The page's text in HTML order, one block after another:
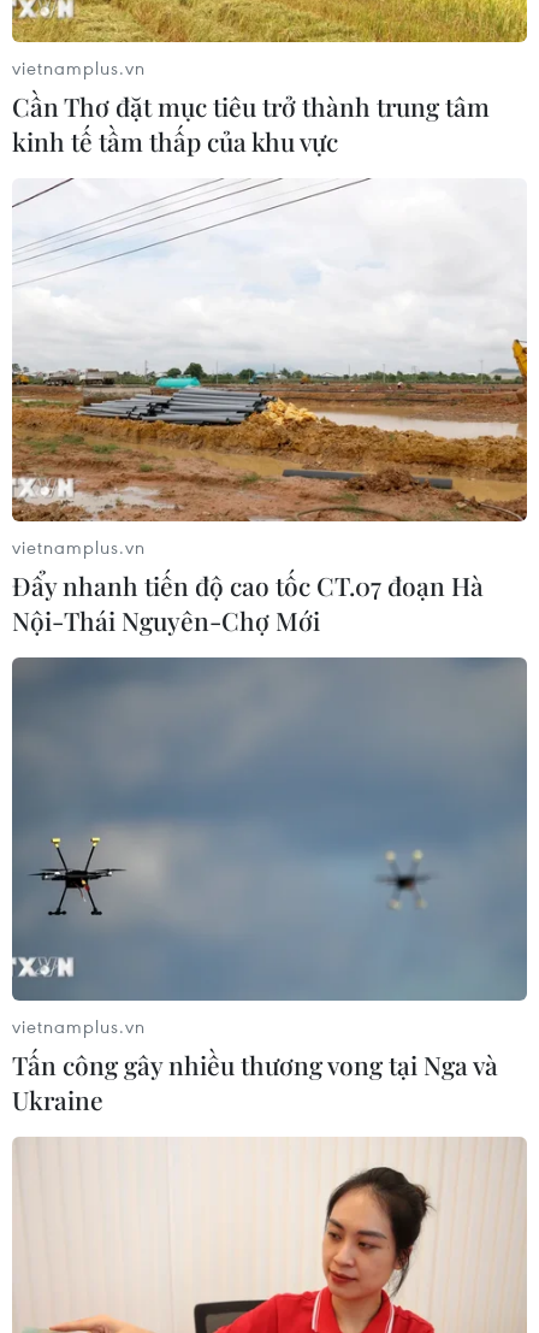
Quảng Ninh chi viện 25 y, bác sỹ cho TP.HCM
chống dịch COVID-19
Đoàn chi viện lần này là những y, bác sỹ có nhiều kinh nghiệm trong công tác
cấp cứu, điều trị, chăm sóc bệnh nhân COVID-19 và đang làm việc tại các
bệnh viện lớn, uy tín ở tỉnh Quảng Ninh.
Nhiều tỉnh, thành phố trên cả nước đã bắt đầu “hé cửa” cho du lịch trong nỗ
lực cứu nền kinh tế xanh, với các biện pháp đảm bảo phòng chống dịch cho
cả du khách cũng như người dân sở tại.
vietnamplus.vn
Cần Thơ đặt mục tiêu trở thành trung tâm
kinh tế tầm thấp của khu vực
vietnamplus.vn
Đẩy nhanh tiến độ cao tốc CT.07 đoạn Hà
Nội-Thái Nguyên-Chợ Mới
vietnamplus.vn
Tấn công gây nhiều thương vong tại Nga và
Ukraine